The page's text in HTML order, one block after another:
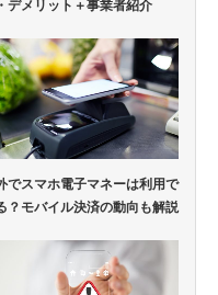
デメリット＋事業者紹介
でスマホ電子マネーは利用で
？モバイル決済の動向も解説